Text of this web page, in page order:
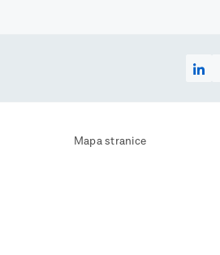
Mapa stranice